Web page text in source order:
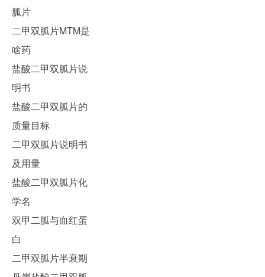
胍片
二甲双胍片MTM是
啥药
盐酸二甲双胍片说
明书
盐酸二甲双胍片的
质量目标
二甲双胍片说明书
及用量
盐酸二甲双胍片化
学名
双甲二胍与血红蛋
白
二甲双胍片半衰期